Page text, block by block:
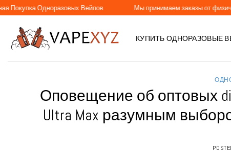
Skip
content
Вейпов Мы принимаем заказы от физических и
КУПИТЬ ОДНОРАЗОВЫЕ
Оповещение об оптовых
Ultra Max разумным